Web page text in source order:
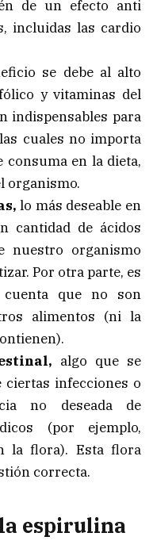
de un efecto anti
incluidas las cardio
se debe al alto
y vitaminas del
indispensables para
cuales no importa
consuma en la dieta,
organismo.
lo más deseable en
cantidad de ácidos
nuestro organismo
Por otra parte, es
que no son
alimentos (ni la
algo que se
ciertas infecciones o
no deseada de
(por ejemplo,
la flora). Esta flora
correcta.
espirulina